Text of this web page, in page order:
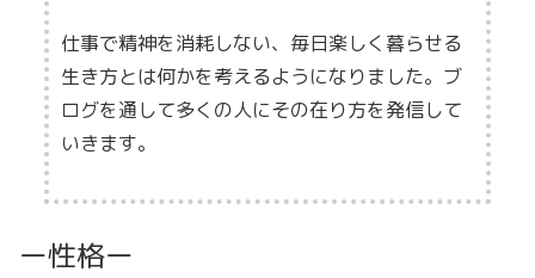
仕事で精神を消耗しない、毎日楽しく暮らせる
生き方とは何かを考えるようになりました。ブ
ログを通して多くの人にその在り方を発信して
いきます。
ー性格ー